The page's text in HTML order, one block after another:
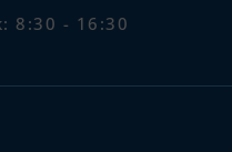
8:30 - 16:30